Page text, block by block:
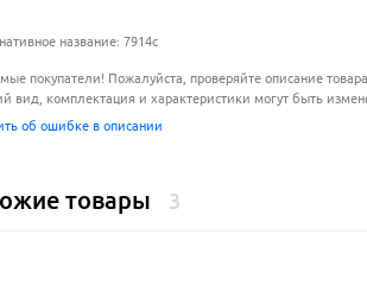
название: 7914c
покупатели! Пожалуйста, проверяйте описание
вид, комплектация и характеристики могут быть
об ошибке в описании
товары 3